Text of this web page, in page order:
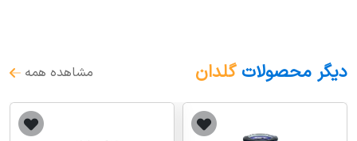
دیگر محصولاتگلدان مشاهده همه